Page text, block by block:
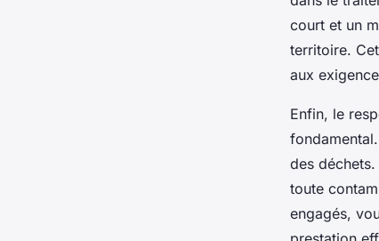
court et un
territoire.
aux
Enfin, le
des
toute
engagés,